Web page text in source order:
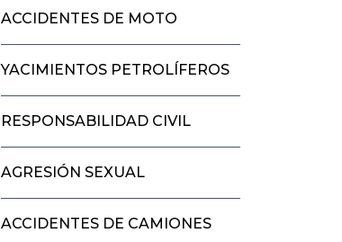
ACCIDENTES DE MOTO
YACIMIENTOS PETROLÍFEROS
RESPONSABILIDAD CIVIL
AGRESIÓN SEXUAL
ACCIDENTES DE CAMIONES